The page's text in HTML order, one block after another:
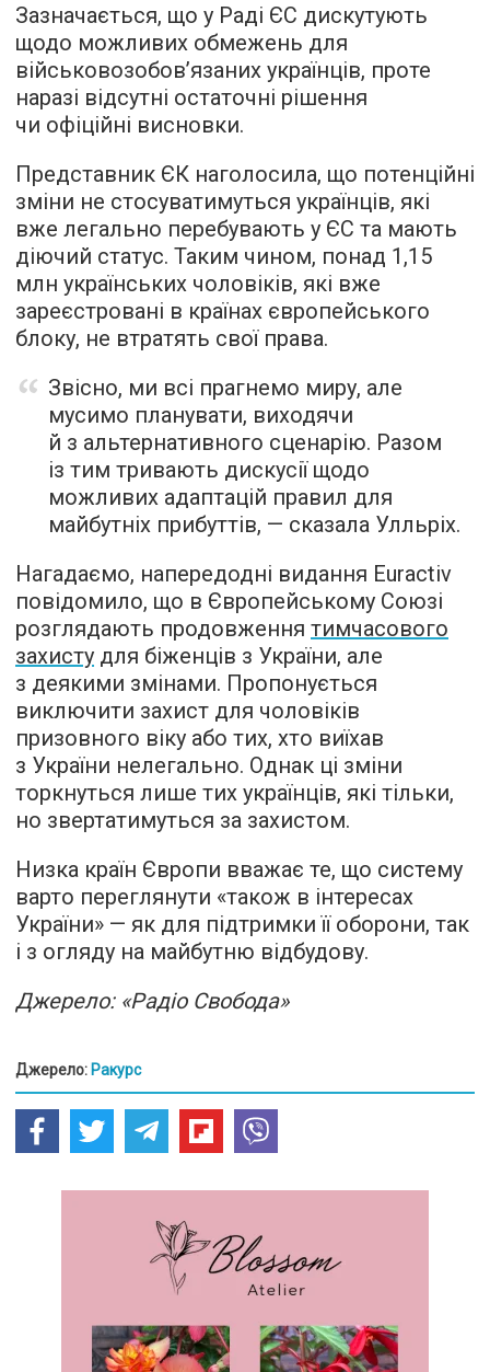
Зазначається, що у Раді ЄС дискутують
щодо можливих обмежень для
військовозобов’язаних українців, проте
наразі відсутні остаточні рішення
чи офіційні висновки.
Представник ЄК наголосила, що потенційні
зміни не стосуватимуться українців, які
вже легально перебувають у ЄС та мають
діючий статус. Таким чином, понад 1,15
млн українських чоловіків, які вже
зареєстровані в країнах європейського
блоку, не втратять свої права.
Звісно, ми всі прагнемо миру, але
мусимо планувати, виходячи
й з альтернативного сценарію. Разом
із тим тривають дискусії щодо
можливих адаптацій правил для
майбутніх прибуттів, — сказала Улльріх.
Нагадаємо, напередодні видання Euractiv
повідомило, що в Європейському Союзі
розглядають продовження тимчасового
захисту для біженців з України, але
з деякими змінами. Пропонується
виключити захист для чоловіків
призовного віку або тих, хто виїхав
з України нелегально. Однак ці зміни
торкнуться лише тих українців, які тільки,
но звертатимуться за захистом.
Низка країн Європи вважає те, що систему
варто переглянути «також в інтересах
України» — як для підтримки її оборони, так
і з огляду на майбутню відбудову.
Джерело: «Радіо Свобода»
Джерело: Ракурс